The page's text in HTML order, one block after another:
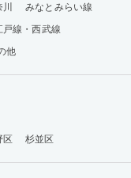
みなとみらい線
戸線・西武線
他
区 杉並区